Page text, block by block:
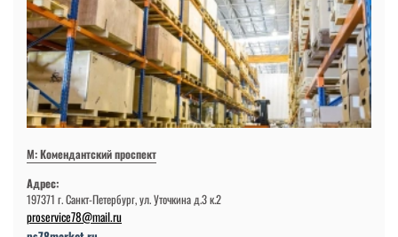
М: Комендантский проспект
Адрес:
197371 г. Санкт-Петербург, ул. Уточкина д.3 к.2
proservice78@mail.ru